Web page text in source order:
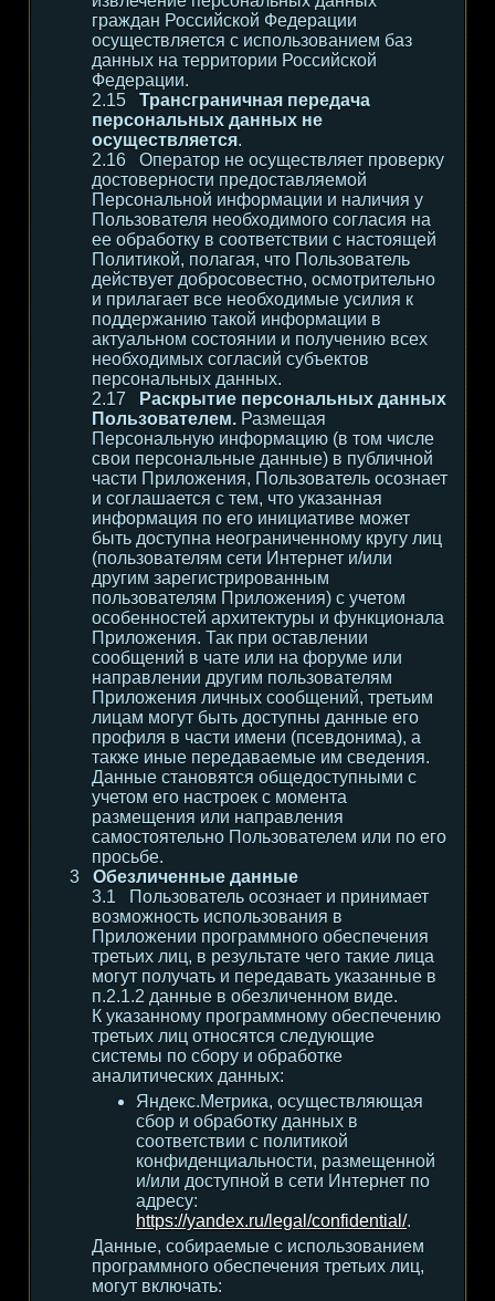
граждан Российской Федерации
осуществляется с использованием баз
данных на территории Российской
Федерации.
Трансграничная передача
персональных данных не
осуществляется.
Оператор не осуществляет проверку
достоверности предоставляемой
Персональной информации и наличия у
Пользователя необходимого согласия на
ее обработку в соответствии с настоящей
Политикой, полагая, что Пользователь
действует добросовестно, осмотрительно
и прилагает все необходимые усилия к
поддержанию такой информации в
актуальном состоянии и получению всех
необходимых согласий субъектов
персональных данных.
Раскрытие персональных данных
Пользователем. Размещая
Персональную информацию (в том числе
свои персональные данные) в публичной
части Приложения, Пользователь осознает
и соглашается с тем, что указанная
информация по его инициативе может
быть доступна неограниченному кругу лиц
(пользователям сети Интернет и/или
другим зарегистрированным
пользователям Приложения) с учетом
особенностей архитектуры и функционала
Приложения. Так при оставлении
сообщений в чате или на форуме или
направлении другим пользователям
Приложения личных сообщений, третьим
лицам могут быть доступны данные его
профиля в части имени (псевдонима), а
также иные передаваемые им сведения.
Данные становятся общедоступными с
учетом его настроек с момента
размещения или направления
самостоятельно Пользователем или по его
просьбе.
Обезличенные данные
Пользователь осознает и принимает
возможность использования в
Приложении программного обеспечения
третьих лиц, в результате чего такие лица
могут получать и передавать указанные в
п.2.1.2 данные в обезличенном виде.
К указанному программному обеспечению
третьих лиц относятся следующие
системы по сбору и обработке
аналитических данных:
Яндекс.Метрика, осуществляющая
сбор и обработку данных в
соответствии с политикой
конфиденциальности, размещенной
и/или доступной в сети Интернет по
адресу:
https://yandex.ru/legal/confidential/.
Данные, собираемые с использованием
программного обеспечения третьих лиц,
могут включать: